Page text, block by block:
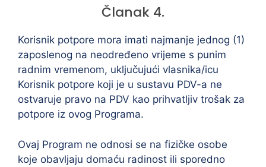
Članak 4.
Korisnik potpore mora imati najmanje jednog (1)
zaposlenog na neodređeno vrijeme s punim
radnim vremenom, uključujući vlasnika/icu
Korisnik potpore koji je u sustavu PDV-a ne
ostvaruje pravo na PDV kao prihvatljiv trošak za
potpore iz ovog Programa.
Ovaj Program ne odnosi se na fizičke osobe
koje obavljaju domaću radinost ili sporedno